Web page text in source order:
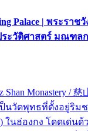
Palace | พระรา
ะวัติศาสตร์ มณฑลก
Shan Monastery /
นวัดพุทธที่ตั้งอยู่ริม
ในฮ่องกง โดดเด่น